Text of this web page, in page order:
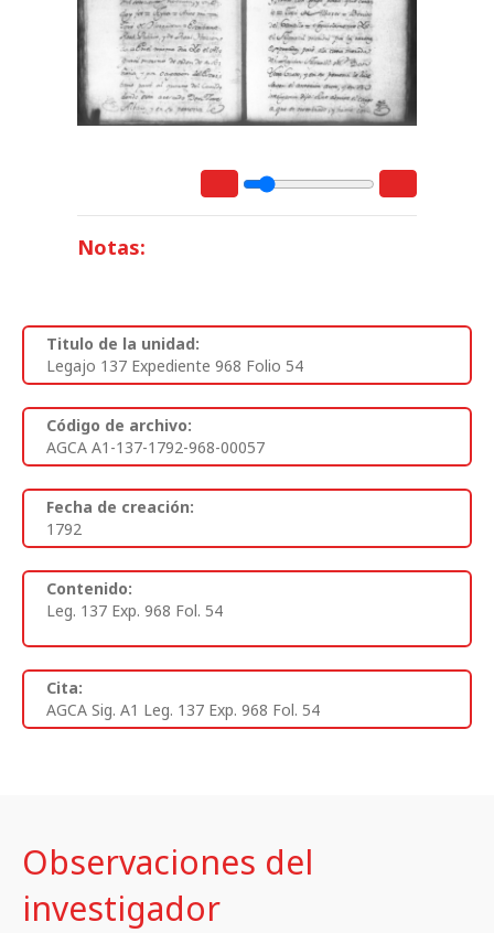
Notas:
Titulo de la unidad:
Legajo 137 Expediente 968 Folio 54
Código de archivo:
AGCA A1-137-1792-968-00057
Fecha de creación:
1792
Contenido:
Leg. 137 Exp. 968 Fol. 54
Cita:
AGCA Sig. A1 Leg. 137 Exp. 968 Fol. 54
Observaciones del
investigador